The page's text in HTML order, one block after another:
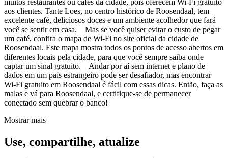
muitos restaurantes ou cafés da cidade, pois oferecem Wi-Fi gratuito
aos clientes. Tante Loes, no centro histórico de Roosendaal, tem
excelente café, deliciosos doces e um ambiente acolhedor que fará
você se sentir em casa. Mas se você quiser evitar o custo de pegar
um café, confira o mapa de Wi-Fi no site oficial da cidade de
Roosendaal. Este mapa mostra todos os pontos de acesso abertos em
diferentes locais pela cidade, para que você sempre saiba onde
captar um sinal gratuito. Andar por aí sem internet e plano de
dados em um país estrangeiro pode ser desafiador, mas encontrar
Wi-Fi gratuito em Roosendaal é fácil com essas dicas. Então, faça as
malas e vá para Roosendaal, e certifique-se de permanecer
conectado sem quebrar o banco!
Mostrar mais
Use, compartilhe, atualize